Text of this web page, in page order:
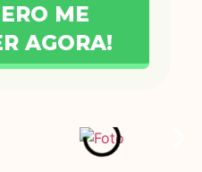
ME
AGORA!